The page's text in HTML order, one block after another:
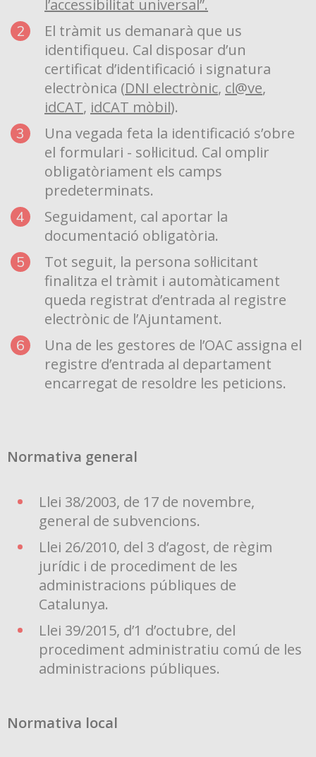
l’accessibilitat universal”.
El tràmit us demanarà que us
identifiqueu. Cal disposar d’un
certificat d’identificació i signatura
electrònica (DNI electrònic, cl@ve,
idCAT, idCAT mòbil).
Una vegada feta la identificació s’obre
el formulari - sol·licitud. Cal omplir
obligatòriament els camps
predeterminats.
Seguidament, cal aportar la
documentació obligatòria.
Tot seguit, la persona sol·licitant
finalitza el tràmit i automàticament
queda registrat d’entrada al registre
electrònic de l’Ajuntament.
Una de les gestores de l’OAC assigna el
registre d’entrada al departament
encarregat de resoldre les peticions.
Normativa general
Llei 38/2003, de 17 de novembre,
general de subvencions.
Llei 26/2010, del 3 d’agost, de règim
jurídic i de procediment de les
administracions públiques de
Catalunya.
Llei 39/2015, d’1 d’octubre, del
procediment administratiu comú de les
administracions públiques.
Normativa local